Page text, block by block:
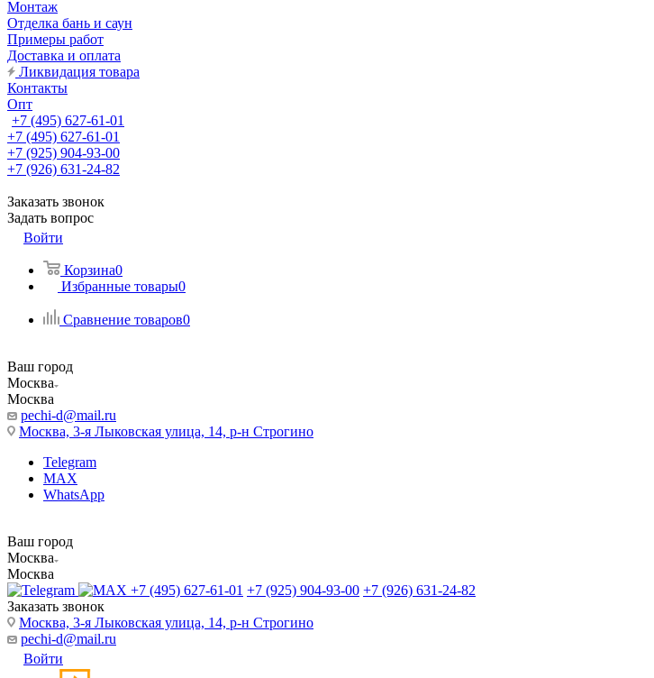
Монтаж
Отделка бань и саун
Примеры работ
Доставка и оплата
Ликвидация товара
Контакты
Опт
+7 (495) 627-61-01
+7 (495) 627-61-01
+7 (925) 904-93-00
+7 (926) 631-24-82
Заказать звонок
Задать вопрос
Войти
Корзина0
Избранные товары0
Сравнение товаров0
Ваш город
Москва
Москва
pechi-d@mail.ru
Москва, 3-я Лыковская улица, 14, р-н Строгино
Telegram
MAX
WhatsApp
Ваш город
Москва
Москва
+7 (495) 627-61-01 +7 (925) 904-93-00 +7 (926) 631-24-82
Заказать звонок
Москва, 3-я Лыковская улица, 14, р-н Строгино
pechi-d@mail.ru
Войти